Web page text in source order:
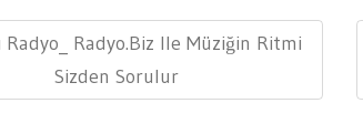
Radyo_ Radyo.biz Ile Müziğin Ritmi
Sizden Sorulur